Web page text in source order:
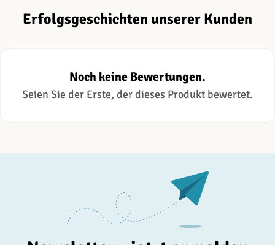
Erfolgsgeschichten unserer Kunden
Noch keine Bewertungen.
Seien Sie der Erste, der dieses Produkt bewertet.